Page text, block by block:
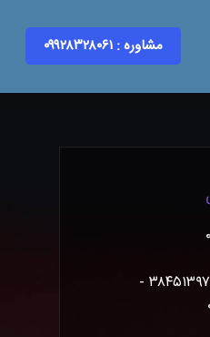
مشاوره : ۰۹۹۲۸۳۲۸۰۶۱
باشگاه ورزشی : ۳۸۴۵۱۳۹۷ -